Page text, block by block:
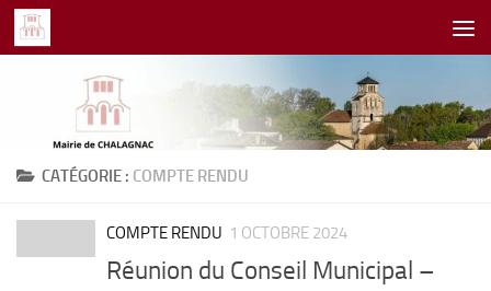
Skip to content
CATÉGORIE : COMPTE RENDU
COMPTE RENDU 1 OCTOBRE 2024
Réunion du Conseil Municipal –